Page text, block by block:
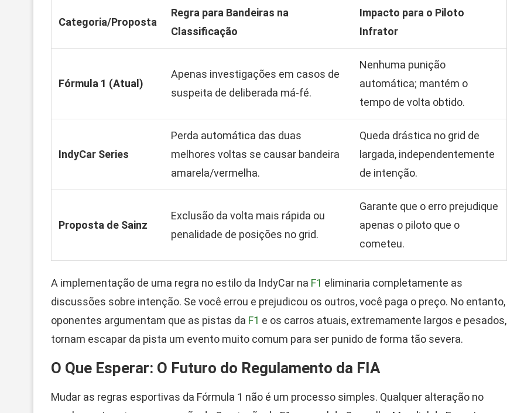
Categoria/Proposta
Regra para Bandeiras na
Classificação
Impacto para o Piloto
Infrator
Fórmula 1 (Atual)
Apenas investigações em casos de
suspeita de deliberada má-fé.
Nenhuma punição
automática; mantém o
tempo de volta obtido.
IndyCar Series
Perda automática das duas
melhores voltas se causar bandeira
amarela/vermelha.
Queda drástica no grid de
largada, independentemente
de intenção.
Proposta de Sainz
Exclusão da volta mais rápida ou
penalidade de posições no grid.
Garante que o erro prejudique
apenas o piloto que o
cometeu.
A implementação de uma regra no estilo da IndyCar na F1 eliminaria completamente as
discussões sobre intenção. Se você errou e prejudicou os outros, você paga o preço. No entanto,
oponentes argumentam que as pistas da F1 e os carros atuais, extremamente largos e pesados,
tornam escapar da pista um evento muito comum para ser punido de forma tão severa.
O Que Esperar: O Futuro do Regulamento da FIA
Mudar as regras esportivas da Fórmula 1 não é um processo simples. Qualquer alteração no